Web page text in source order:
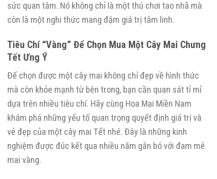
sức quan tâm. Nó không chỉ là một thú chơi tao nhã mà
còn là một nghi thức mang đậm giá trị tâm linh.
Tiêu Chí “Vàng” Để Chọn Mua Một Cây Mai Chưng
Tết Ưng Ý
Để chọn được một cây mai không chỉ đẹp về hình thức
mà còn khỏe mạnh từ bên trong, bạn cần quan sát tỉ mỉ
dựa trên nhiều tiêu chí. Hãy cùng Hoa Mai Miền Nam
khám phá những yếu tố quan trọng quyết định giá trị và
vẻ đẹp của một cây mai Tết nhé. Đây là những kinh
nghiệm được đúc kết qua nhiều năm gắn bó với đam mê
mai vàng.